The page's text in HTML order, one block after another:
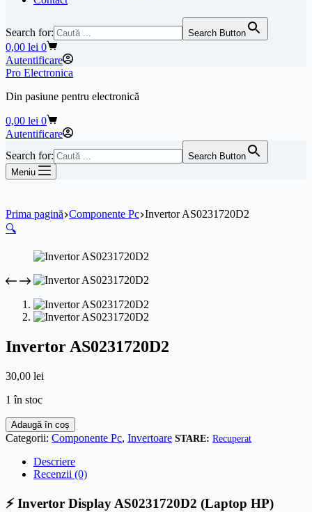
Search for: Search Button
Coș
de
cumpărături
0,00 lei 0
Autentificare
Pro Electronica
Din pasiune pentru electronică
Coș
de
0,00 lei 0
Autentificare
Search for:
Search Button
Meniu
Prima pagină Componente Pc Invertor AS0231720D2
🔍
Invertor AS0231720D2
30,00 lei
1 în stoc
Cantitate
Invertor
AS0231720D2
Adaugă în coș
Categorii: Componente Pc, Invertoare Recuperat
Descriere
Recenzii (0)
⚡ Invertor Display AS0231720D2 (Laptop HP)